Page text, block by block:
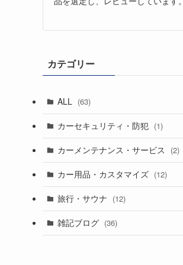
カテゴリー
ALL (63)
カーセキュリティ・防犯 (1)
カーメンテナンス・サービス (2)
カー用品・カスタマイズ (12)
旅行・サウナ (12)
雑記ブログ (36)